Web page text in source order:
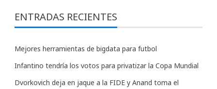
ENTRADAS RECIENTES
Mejores herramientas de bigdata para futbol
Infantino tendría los votos para privatizar la Copa Mundial
Dvorkovich deja en jaque a la FIDE y Anand toma el